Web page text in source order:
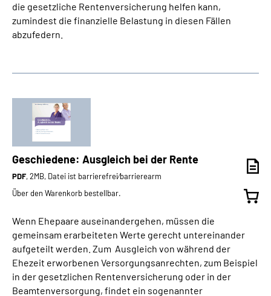
die gesetzliche Rentenversicherung helfen kann,
zumindest die finanzielle Belastung in diesen Fällen
abzufedern.
Geschiedene: Ausgleich bei der Rente
PDF, 2MB, Datei ist barrierefrei⁄barrierearm
Über den Warenkorb bestellbar.
Wenn Ehepaare auseinandergehen, müssen die
gemeinsam erarbeiteten Werte gerecht untereinander
aufgeteilt werden. Zum Ausgleich von während der
Ehezeit erworbenen Versorgungsanrechten, zum Beispiel
in der gesetzlichen Rentenversicherung oder in der
Beamtenversorgung, findet ein sogenannter